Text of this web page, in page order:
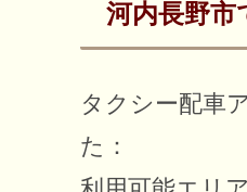
河内長野市
タクシー配車
た：